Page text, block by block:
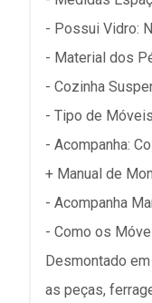
- Possui Vidro:
- Material dos
- Cozinha
- Tipo de
- Acompanha:
+ Manual de
- Acompanha
- Como os
Desmontado
as peças,